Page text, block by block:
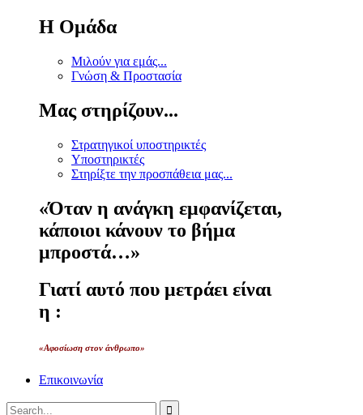
Η Ομάδα
Μιλούν για εμάς...
Γνώση & Προστασία
Μας στηρίζουν...
Στρατηγικοί υποστηρικτές
Υποστηρικτές
Στηρίξτε την προσπάθεια μας...
«Όταν η ανάγκη εμφανίζεται,
κάποιοι κάνουν το βήμα
μπροστά…»
Γιατί αυτό που μετράει είναι
η :
«Αφοσίωση στον άνθρωπο»
Επικοινωνία